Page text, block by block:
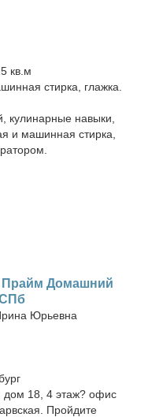
кв.м
cтирка, глажка.
кулинарные навыки,
и машинная стирка,
Прайм До­маш­ний
Юрьев­на
дом 18, 4 этаж? офис
Прой­ди­те